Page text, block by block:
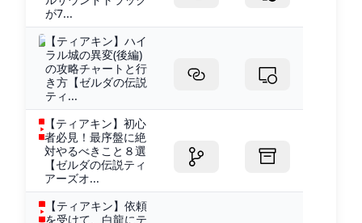
が7...
【ティアキン】ハイ
ラル城の異変(後編)
の攻略チャートと行
き方【ゼルダの伝説
ティ...
【ティアキン】初心
者必見！最序盤に絶
対やるべきこと８選
【ゼルダの伝説ティ
アーズオ...
【ティアキン】依頼
を受けて、白龍にテ